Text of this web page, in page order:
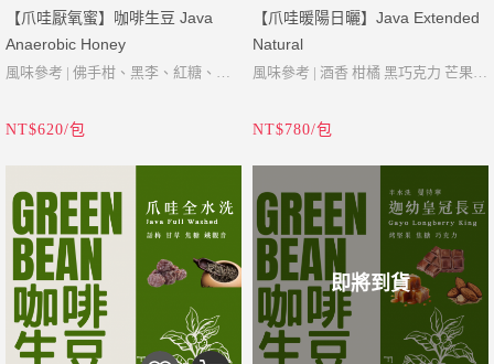
【爪哇厭氧蜜】咖啡生豆 Java
Anaerobic Honey
風味參考 | 佛手柑、黑李、紅糖、紅
產地 | 印尼 爪哇
品種 | Lini S, Caturra, Catimor,
Bourbon, Sigararutang, Typica
海拔 | 1500-1550 Masl
酸度 | 中
醇度 | 中
處理 | 厭氧蜜處理法
等級 | Specialty (瑕疵率3%以下)
坡上，那裡種有鬆樹林和各種阿拉比
這是一種非常特殊的咖啡，我們使用
的過程稱為厭氧蜜過程。 將新鮮的紅
咖啡櫻桃在密閉罐中發酵，不存在任
何氧氣的情況下發酵約4天。 將咖啡
外果皮與果肉去除並用水清洗，然後
立即乾燥。 此過程中的咖啡具有更強
的香氣，使荔枝和紅毛丹果的香氣更
加濃郁。
乾香散發著甜蜜的鳳梨、紅毛丹、荔
枝、佛手柑香氣。啜飲後口中有著香
濃的紅毛丹、鳳梨、荔枝甜蜜中帶著
細緻的咖啡花香氣，緊接著佛手柑、
蜂蜜、紅茶，從乾香至入口都豐腴甜
美有著飽滿扎實及強勁的花果香滋
NT$620/包
【爪哇暖陽日曬】Java Extended
Natural
風味參考 | 酒香 柑橘 黑巧克力 芒果
品種 | Lini S, Kartika, Sigararutang,
Typica
海拔 | 1500-1700 Masl
酸度 | 中至高
醇度 | 中至高
處理 | 日曬
等級 | Specialty (瑕疵率3%以下)
年份 | 2025
NT$780/包
即將到貨